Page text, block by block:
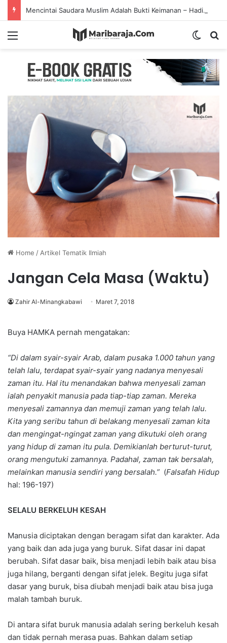
Mencintai Saudara Muslim Adalah Bukti Keimanan – Hadits Ke-13 Arbain Nawawi
Home / Artikel Tematik Ilmiah
Jangan Cela Masa (Waktu)
Zahir Al-Minangkabawi Maret 7, 2018
Buya HAMKA pernah mengatakan:
“Di dalam syair-syair Arab, dalam pusaka 1.000 tahun yang
telah lalu, terdapat syair-syair yang nadanya menyesali
zaman itu. Hal itu menandakan bahwa menyesali zaman
ialah penyakit manusia pada tiap-tiap zaman. Mereka
menyesali zamannya dan memuji zaman yang telah lalu.
Kita yang seribu tahun di belakang menyesali zaman kita
dan mengingat-ngingat zaman yang dikutuki oleh orang
yang hidup di zaman itu pula. Demikianlah berturut-turut,
orang mengutuki zamannya. Padahal, zaman tak bersalah,
melainkan manusia sendiri yang bersalah.” (Falsafah Hidup
hal: 196-197)
SELALU BERKELUH KESAH
Manusia diciptakan dengan beragam sifat dan karakter. Ada
yang baik dan ada juga yang buruk. Sifat dasar ini dapat
berubah. Sifat dasar baik, bisa menjadi lebih baik atau bisa
juga hilang, berganti dengan sifat jelek. Begitu juga sifat
dasar yang buruk, bisa diubah menjadi baik atau bisa juga
malah tambah buruk.
Di antara sifat buruk manusia adalah sering berkeluh kesah
dan tidak pernah merasa puas. Bahkan dalam setiap